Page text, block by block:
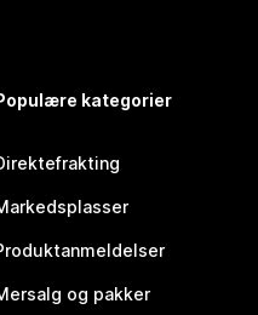
kategorier
og pakker